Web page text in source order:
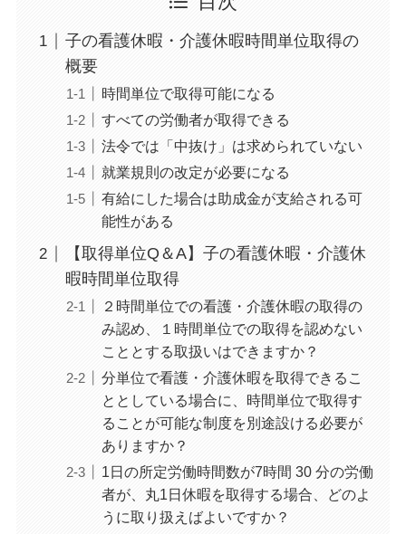
子の看護休暇・介護休暇時間単位取得の
概要
時間単位で取得可能になる
すべての労働者が取得できる
法令では「中抜け」は求められていない
就業規則の改定が必要になる
有給にした場合は助成金が支給される可
能性がある
【取得単位Q＆A】子の看護休暇・介護休
暇時間単位取得
２時間単位での看護・介護休暇の取得の
み認め、１時間単位での取得を認めない
こととする取扱いはできますか？
分単位で看護・介護休暇を取得できるこ
ととしている場合に、時間単位で取得す
ることが可能な制度を別途設ける必要が
ありますか？
1日の所定労働時間数が7時間 30 分の労働
者が、丸1日休暇を取得する場合、どのよ
うに取り扱えばよいですか？